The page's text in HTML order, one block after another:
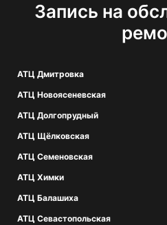
Запись на
АТЦ Дмитровка
АТЦ Новоясеневская
АТЦ Долгопрудный
АТЦ Щёлковская
АТЦ Семеновская
АТЦ Химки
АТЦ Балашиха
АТЦ Севастопольская